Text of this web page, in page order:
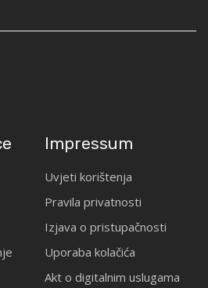
Impressum
Uvjeti korištenja
Pravila privatnosti
Izjava o pristupačnosti
Uporaba kolačića
Akt o digitalnim uslugama